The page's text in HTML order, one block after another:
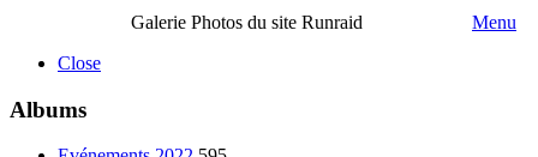
Galerie Photos du site Runraid
Menu
Close
Albums